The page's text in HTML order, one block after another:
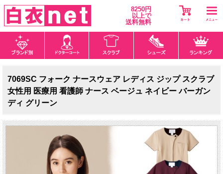
8250円
以上で
送料無料
7069SC フォーク ナースウェア レディス ジップ スクラブ
女性用 医療用 看護師 ナース ベージュ ネイビー バーガン
ディ グリーン